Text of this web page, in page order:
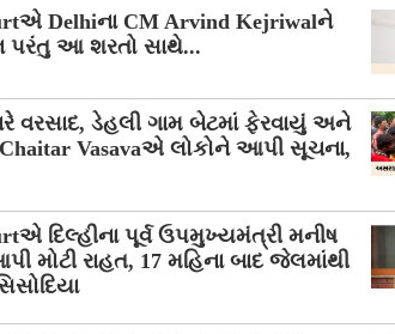
Delhiના CM Arvind Kejriwalને
પરંતુ આ શરતો સાથે...
વરસાદ, ડેહલી ગામ બેટમાં ફેરવાયું અને
Chaitar Vasavaએ લોકોને આપી સૂચના,
દિલ્હીના પૂર્વ ઉપમુખ્યમંત્રી મનીષ
મોટી રાહત, 17 મહિના બાદ જેલમાંથી